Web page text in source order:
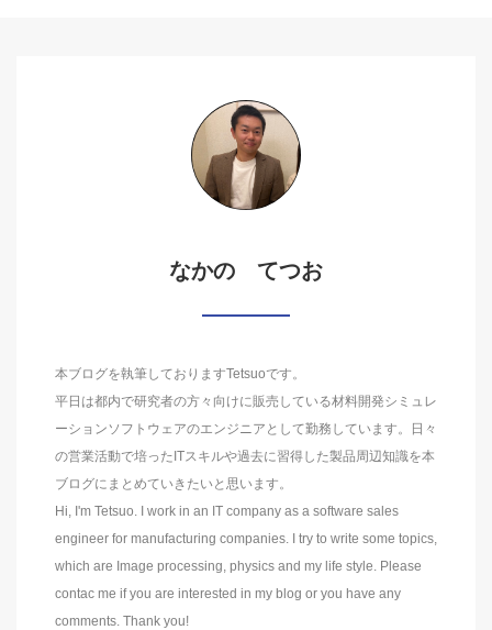
なかの てつお
本ブログを執筆しておりますTetsuoです。
平日は都内で研究者の方々向けに販売している材料開発シミュレ
ーションソフトウェアのエンジニアとして勤務しています。日々
の営業活動で培ったITスキルや過去に習得した製品周辺知識を本
ブログにまとめていきたいと思います。
Hi, I'm Tetsuo. I work in an IT company as a software sales
engineer for manufacturing companies. I try to write some topics,
which are Image processing, physics and my life style. Please
contac me if you are interested in my blog or you have any
comments. Thank you!